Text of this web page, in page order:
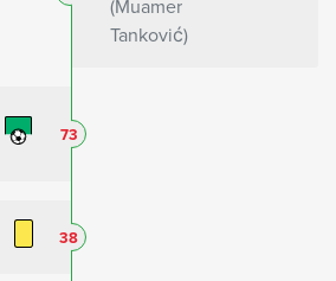
Muamer
Tanković
73
38